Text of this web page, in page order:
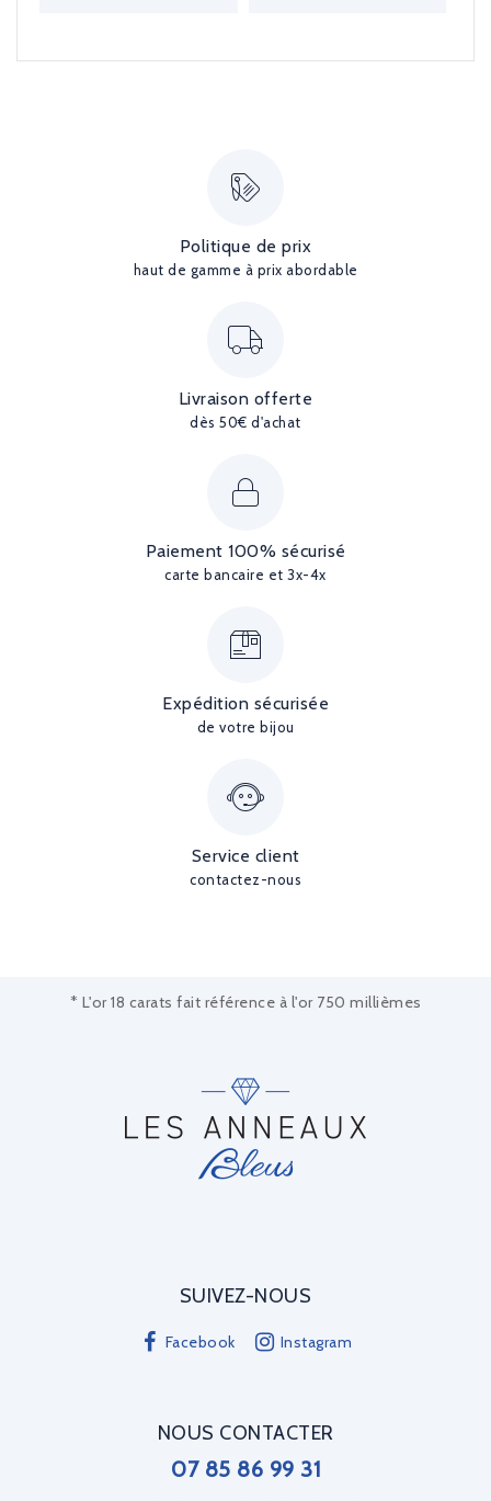
Politique de prix
haut de gamme à prix abordable
Livraison offerte
dès 50€ d'achat
Paiement 100% sécurisé
carte bancaire et 3x-4x
Expédition sécurisée
de votre bijou
Service client
contactez-nous
* L'or 18 carats fait référence à l'or 750 millièmes
SUIVEZ-NOUS
Facebook Instagram
NOUS CONTACTER
07 85 86 99 31